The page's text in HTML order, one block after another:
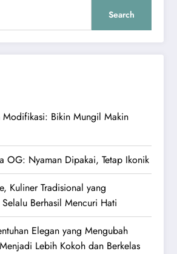
Search
Modifikasi: Bikin Mungil Makin
OG: Nyaman Dipakai, Tetap Ikonik
Kuliner Tradisional yang
Berhasil Mencuri Hati
Elegan yang Mengubah
Lebih Kokoh dan Berkelas